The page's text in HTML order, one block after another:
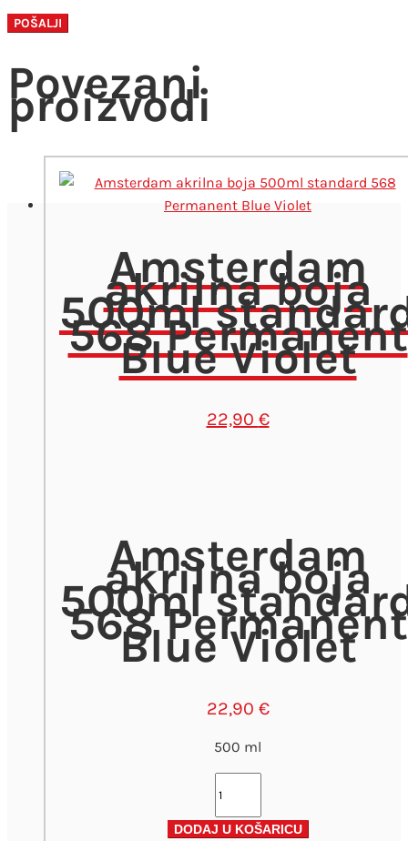
Povezani
proizvodi
Amsterdam
akrilna boja
500ml
568 Permanent
Blue Violet
22,90 €
Amsterdam
akrilna boja
500ml
568 Permanent
Blue Violet
22,90 €
500 ml
boja
DODAJ U KOŠARICU